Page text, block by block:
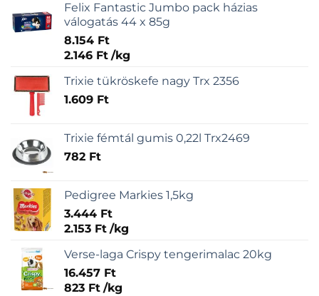
Felix Fantastic Jumbo pack házias
válogatás 44 x 85g
8.154 Ft
2.146 Ft /kg
Trixie tükröskefe nagy Trx 2356
1.609 Ft
Trixie fémtál gumis 0,22l Trx2469
782 Ft
Pedigree Markies 1,5kg
3.444 Ft
2.153 Ft /kg
Verse-laga Crispy tengerimalac 20kg
16.457 Ft
823 Ft /kg